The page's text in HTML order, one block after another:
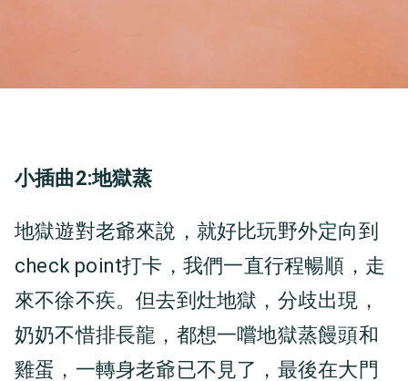
小插曲2:地獄蒸
地獄遊對老爺來說，就好比玩野外定向到
check point打卡，我們一直行程暢順，走
來不徐不疾。但去到灶地獄，分歧出現，
奶奶不惜排長龍，都想一嚐地獄蒸饅頭和
雞蛋，一轉身老爺已不見了，最後在大門